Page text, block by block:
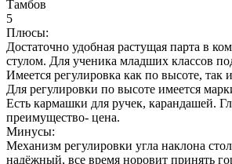
Тамбов
5
Плюсы:
Достаточно удобная растущая парта в
стулом. Для ученика младших классов
Имеется регулировка как по высоте, так
Для регулировки по высоте имеется
Есть кармашки для ручек, карандашей.
преимущество- цена.
Минусы:
Механизм регулировки угла наклона
надёжный, все время норовит принять